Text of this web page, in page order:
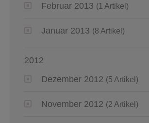
Februar 2013 (1 Artikel)
Januar 2013 (8 Artikel)
2012
Dezember 2012 (5 Artikel)
November 2012 (2 Artikel)